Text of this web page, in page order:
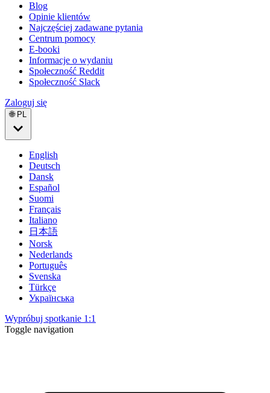
Blog
Opinie klientów
Najczęściej zadawane pytania
Centrum pomocy
E-booki
Informacje o wydaniu
Społeczność Reddit
Społeczność Slack
Zaloguj się
🌐 PL
English
Deutsch
Dansk
Español
Suomi
Français
Italiano
日本語
Norsk
Nederlands
Português
Svenska
Türkçe
Українська
Wypróbuj spotkanie 1:1
Toggle navigation